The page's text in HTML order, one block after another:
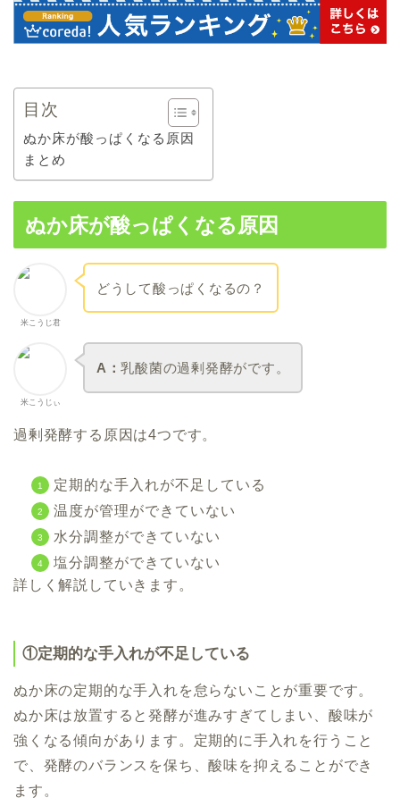
目次
ぬか床が酸っぱくなる原因
まとめ
ぬか床が酸っぱくなる原因
米こうじ君
どうして酸っぱくなるの？
米こうじぃ
A：乳酸菌の過剰発酵がです 。
過剰発酵する原因は4つです。
定期的な手入れが不足している
温度が管理ができていない
水分調整ができていない
塩分調整ができていない
詳しく解説していきます。
①定期的な手入れが不足している
ぬか床の定期的な手入れを怠らないことが重要です。
ぬか床は放置すると発酵が進みすぎてしまい、酸味が
強くなる傾向があります。定期的に手入れを行うこと
で、発酵のバランスを保ち、酸味を抑えることができ
ます。